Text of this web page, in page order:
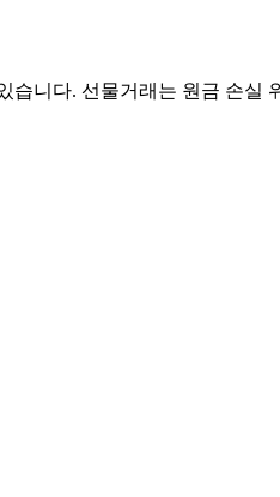
습니다. 선물거래는 원금 손